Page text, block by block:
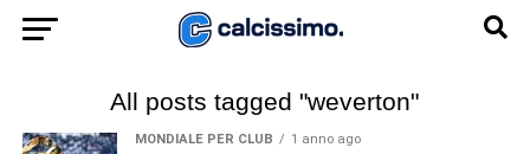
All posts tagged "weverton"
MONDIALE PER CLUB 1 anno ago